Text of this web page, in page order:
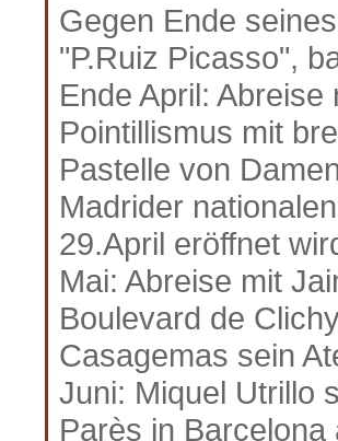
Gegen Ende
"P.Ruiz Picasso",
Ende April:
Pointillismus mit
Pastelle von
Madrider
29.April eröffnet
Mai: Abreise mit
Boulevard de
Casagemas sein
Juni: Miquel Utrillo
Parès in